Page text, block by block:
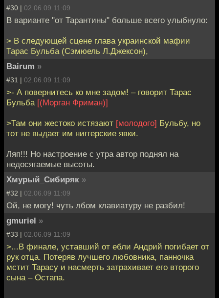
#30 | 02.06.09 11:09
В варианте "от Тарантины" больше всего улыбнуло:
> В следующей сцене глава украинской мафии
Тарас Бульба (Сэмюель Л.Джексон),
Bairum »
#31 | 02.06.09 11:09
>- А повернитесь ко мне задом! – говорит Тарас
Бульба [(Морган Фриман)]
>Там они жестоко истязают [молодого] Бульбу, но
тот не выдает им ниггерские явки.
Ляп!!! Но настроение с утра автор поднял на
недосягаемые высоты.
Хмурый_Сибиряк »
#32 | 02.06.09 11:09
Ой, не могу! чуть лбом клавиатуру не разбил!
gmuriel »
#33 | 02.06.09 11:09
>...В финале, уставший от ебли Андрий погибает от
рук отца. Потеряв лучшего любовника, панночка
мстит Тарасу и насмерть затрахивает его второго
сына – Остапа.